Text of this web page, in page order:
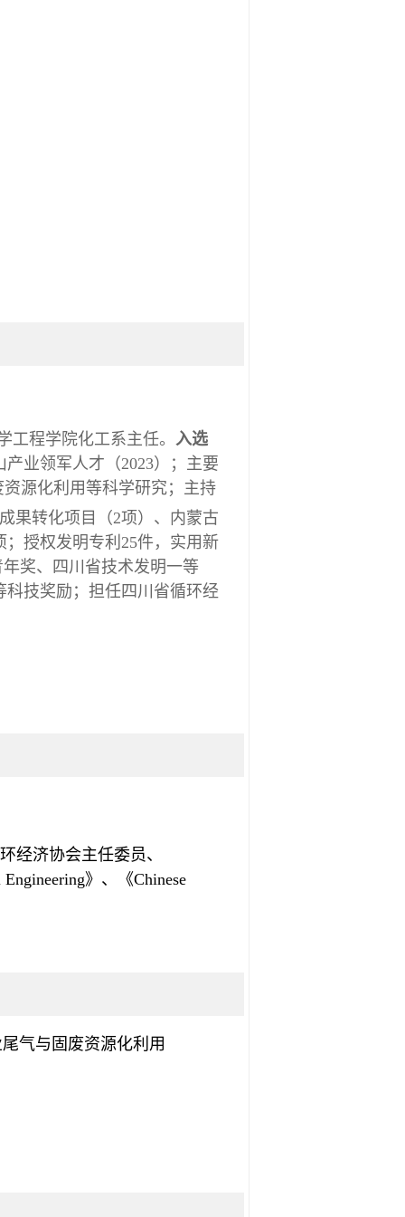
程学院化工系主任。 入选
产业领军人才 （2023）
；主要
源化利用等科学研究；主持
果转化项目（2项）、内蒙古
授权发明专利 25件，实用新
奖、四川省技术发明一等
技奖励；担任四川省循环经
经济协会主任委员、
》、《Chinese
气与固废资源化利用